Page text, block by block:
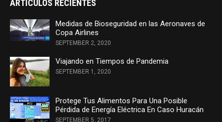
ARTÍCULOS RECIENTES
Medidas de Bioseguridad en las Aeronaves de
Copa Airlines
SEPTEMBER 2, 2020
Viajando en Tiempos de Pandemia
SEPTEMBER 1, 2020
Protege Tus Alimentos Para Una Posible
Pérdida de Energía Eléctrica En Caso Huracán
SEPTEMBER 5, 2017